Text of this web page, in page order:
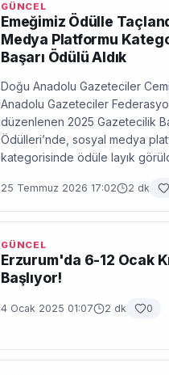
GÜNCEL
Emeğimiz Ödülle
Medya Platformu
Başarı Ödülü Aldık
Doğu Anadolu Gazeteciler
Anadolu Gazeteciler
düzenlenen 2025 Gazetecilik
Ödülleri’nde, sosyal medya
kategorisinde ödüle layık
25 Temmuz 2026 17:02 2 dk
GÜNCEL
Erzurum'da 6-12 Ocak
Başlıyor!
4 Ocak 2025 01:07 2 dk 0